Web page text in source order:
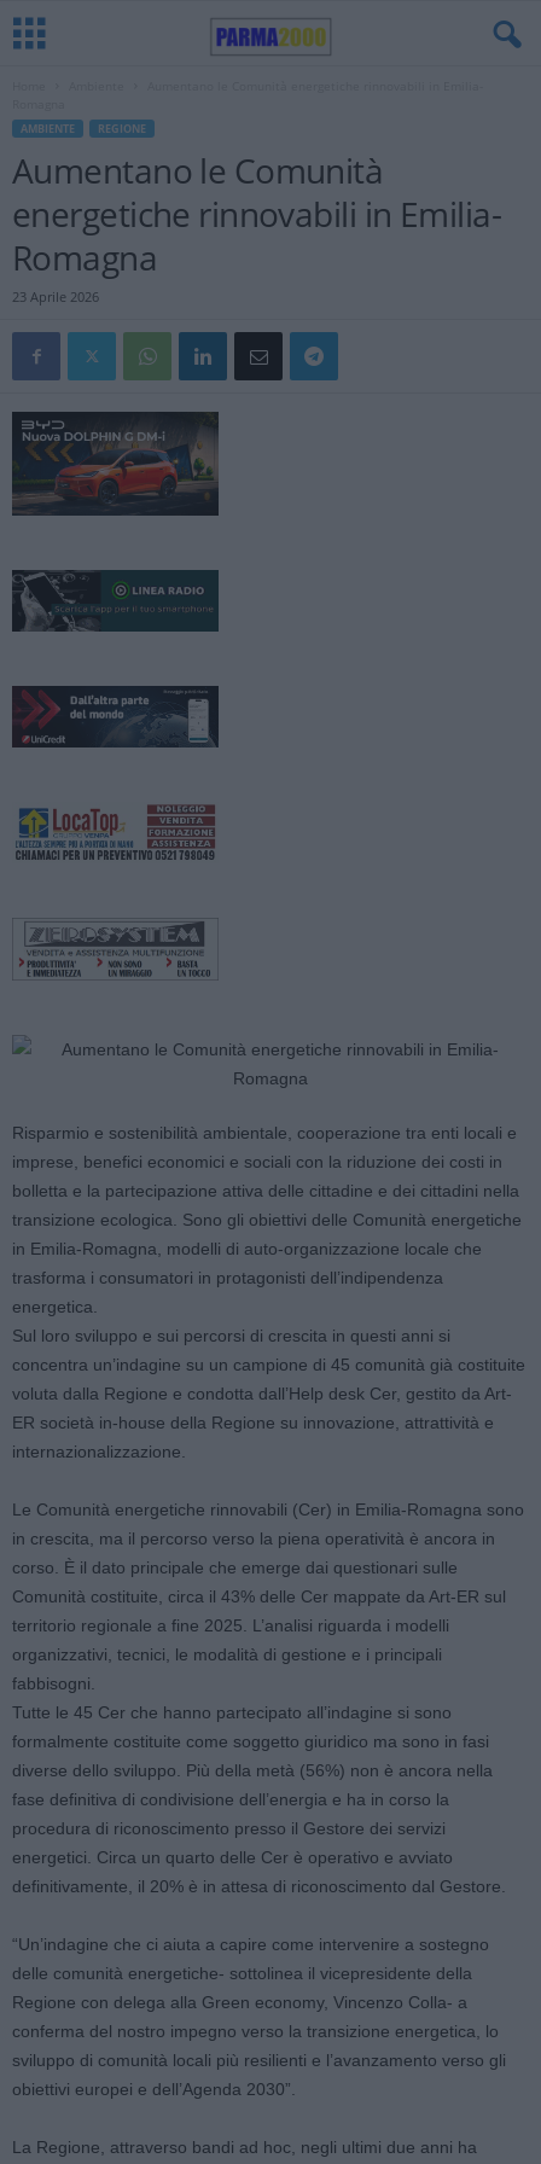
AMBIENTE REGIONE
Aumentano le Comunità
energetiche rinnovabili in Emilia-
Romagna
23 Aprile 2026
Risparmio e sostenibilità ambientale, cooperazione tra enti locali e
imprese, benefici economici e sociali con la riduzione dei costi in
bolletta e la partecipazione attiva delle cittadine e dei cittadini nella
transizione ecologica. Sono gli obiettivi delle Comunità energetiche
in Emilia-Romagna, modelli di auto-organizzazione locale che
trasforma i consumatori in protagonisti dell’indipendenza
energetica.
Sul loro sviluppo e sui percorsi di crescita in questi anni si
concentra un’indagine su un campione di 45 comunità già costituite
voluta dalla Regione e condotta dall’Help desk Cer, gestito da Art-
ER società in-house della Regione su innovazione, attrattività e
internazionalizzazione.
Le Comunità energetiche rinnovabili (Cer) in Emilia-Romagna sono
in crescita, ma il percorso verso la piena operatività è ancora in
corso. È il dato principale che emerge dai questionari sulle
Comunità costituite, circa il 43% delle Cer mappate da Art-ER sul
territorio regionale a fine 2025. L’analisi riguarda i modelli
organizzativi, tecnici, le modalità di gestione e i principali
fabbisogni.
Tutte le 45 Cer che hanno partecipato all’indagine si sono
formalmente costituite come soggetto giuridico ma sono in fasi
diverse dello sviluppo. Più della metà (56%) non è ancora nella
fase definitiva di condivisione dell’energia e ha in corso la
procedura di riconoscimento presso il Gestore dei servizi
energetici. Circa un quarto delle Cer è operativo e avviato
definitivamente, il 20% è in attesa di riconoscimento dal Gestore.
“Un’indagine che ci aiuta a capire come intervenire a sostegno
delle comunità energetiche- sottolinea il vicepresidente della
Regione con delega alla Green economy, Vincenzo Colla- a
conferma del nostro impegno verso la transizione energetica, lo
sviluppo di comunità locali più resilienti e l’avanzamento verso gli
obiettivi europei e dell’Agenda 2030”.
La Regione, attraverso bandi ad hoc, negli ultimi due anni ha